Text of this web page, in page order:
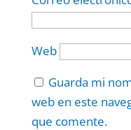
Web
Guarda mi
web en este
que comente.